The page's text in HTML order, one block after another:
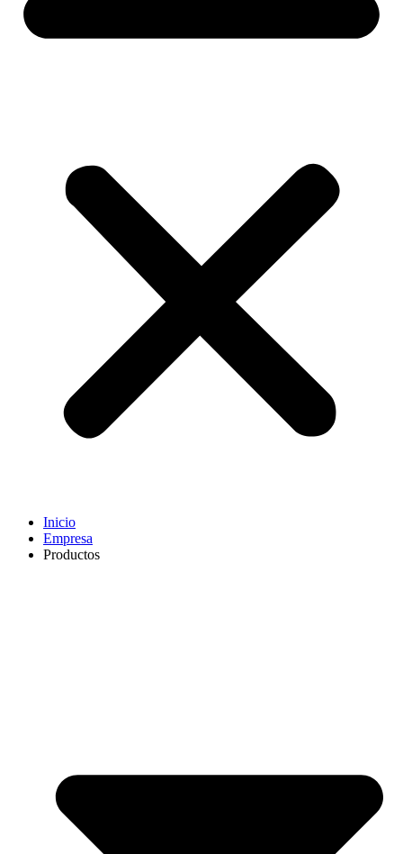
Inicio
Empresa
Productos